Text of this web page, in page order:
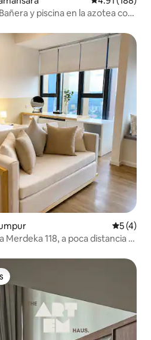
y piscina en la azotea con
5 (4)
Merdeka 118, a poca distancia a